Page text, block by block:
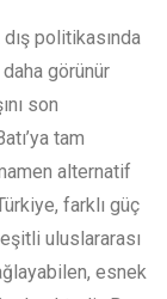
politikasında
görünür
son
tam
alternatif
farklı güç
uluslararası
esnek